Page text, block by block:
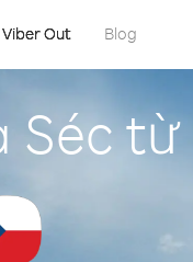
Viber Out Blog